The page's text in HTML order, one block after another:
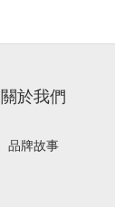
關於我們
品牌故事